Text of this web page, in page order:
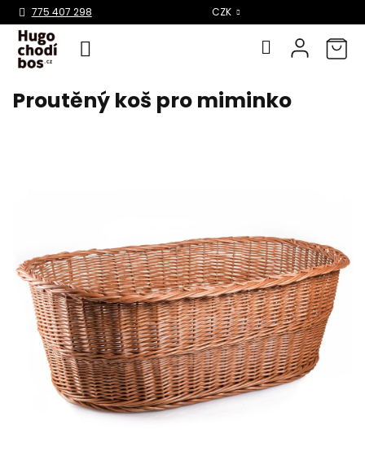
Přejít
775 407 298 CZK
Proutěný koš pro miminko